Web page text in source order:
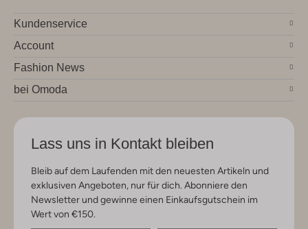
Kundenservice
Account
Fashion News
bei Omoda
Lass uns in Kontakt bleiben
Bleib auf dem Laufenden mit den neuesten Artikeln und
exklusiven Angeboten, nur für dich. Abonniere den
Newsletter und gewinne einen Einkaufsgutschein im
Wert von €150.